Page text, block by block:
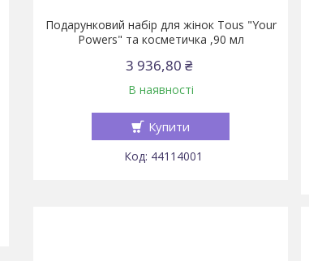
Подарунковий набір для жінок Tous "Your
Powers" та косметичка ,90 мл
3 936,80 ₴
В наявності
Купити
44114001